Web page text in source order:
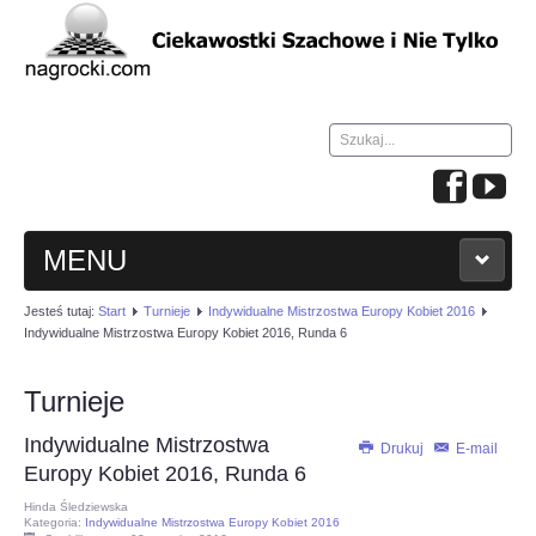
Szukaj...
MENU
HOME
WIADOMOŚCI
NAUKA GRY W SZACHY
TURNIEJE
Jesteś tutaj: Start Turnieje
Indywidualne Mistrzostwa Europy Kobiet 2016
Indywidualne Mistrzostwa Europy Kobiet 2016, Runda 6
Turnieje
Drukuj E-mail
Indywidualne Mistrzostwa
Europy Kobiet 2016, Runda 6
Hinda Śledziewska
Kategoria: Indywidualne Mistrzostwa Europy Kobiet 2016